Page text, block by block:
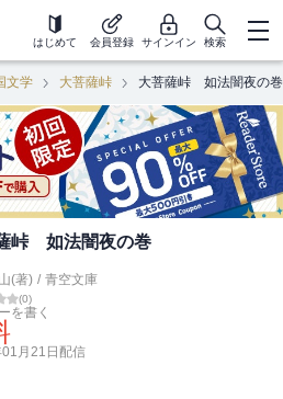
はじめて 会員登録 サインイン 検索
文学 大菩薩峠 大菩薩峠 如法闇夜の巻
峠 如法闇夜の巻
(著) / 青空文庫
(0)
を書く
月21日 配信